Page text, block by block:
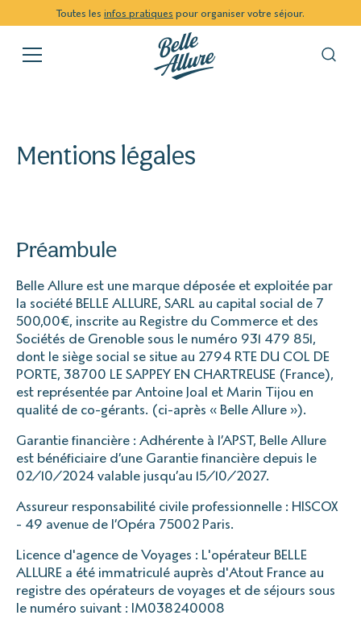
Toutes les infos pratiques pour organiser votre séjour.
Mentions légales
Préambule
Belle Allure est une marque déposée et exploitée par
la société BELLE ALLURE, SARL au capital social de 7
500,00€, inscrite au Registre du Commerce et des
Sociétés de Grenoble sous le numéro 931 479 851,
dont le siège social se situe au 2794 RTE DU COL DE
PORTE, 38700 LE SAPPEY EN CHARTREUSE (France),
est représentée par Antoine Joal et Marin Tijou en
qualité de co-gérants. (ci-après « Belle Allure »).
Garantie financière : Adhérente à l’APST, Belle Allure
est bénéficiaire d’une Garantie financière depuis le
02/10/2024 valable jusqu’au 15/10/2027.
Assureur responsabilité civile professionnelle : HISCOX
- 49 avenue de l’Opéra 75002 Paris.
Licence d'agence de Voyages : L'opérateur BELLE
ALLURE a été immatriculé auprès d'Atout France au
registre des opérateurs de voyages et de séjours sous
le numéro suivant : IM038240008